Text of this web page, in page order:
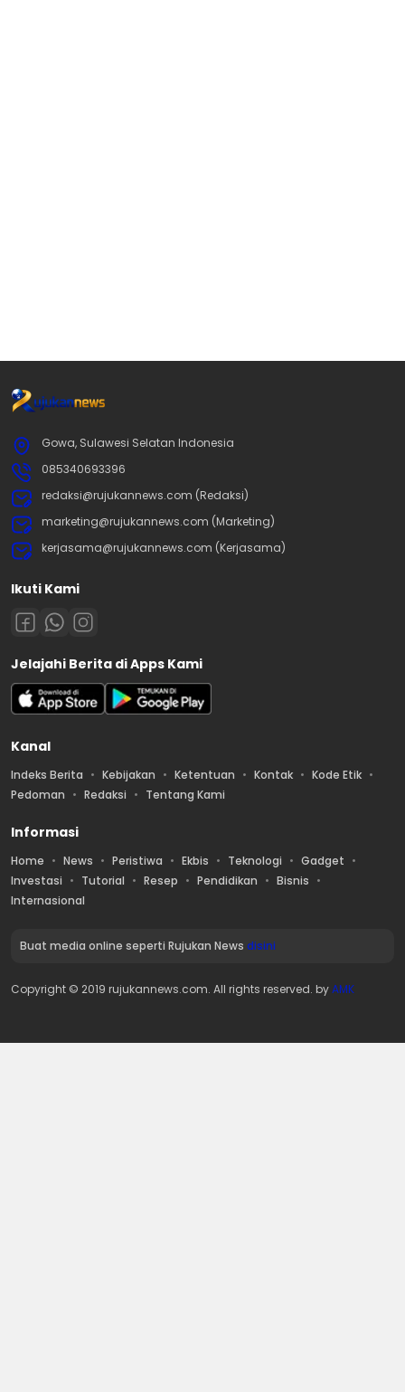
Gowa, Sulawesi Selatan Indonesia
085340693396
redaksi@rujukannews.com (Redaksi)
marketing@rujukannews.com (Marketing)
kerjasama@rujukannews.com (Kerjasama)
Ikuti Kami
Jelajahi Berita di Apps Kami
Kanal
Indeks Berita Kebijakan Ketentuan Kontak
Kode Etik
Pedoman
Redaksi Tentang Kami
Informasi
Home News Peristiwa Ekbis Teknologi
Gadget
Investasi
Tutorial Resep Pendidikan
Bisnis
Internasional
Buat media online seperti Rujukan News disini
Copyright © 2019 rujukannews.com. All rights reserved. byAMK